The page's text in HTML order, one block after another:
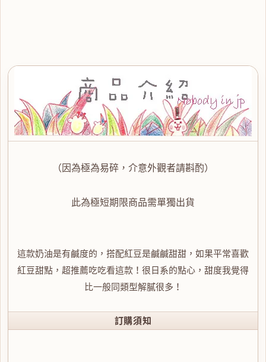
（因為極為易碎，介意外觀者請斟酌）
此為極短期限商品需單獨出貨
這款奶油是有鹹度的，搭配紅豆是鹹鹹甜甜，如果平常喜歡
紅豆甜點，超推薦吃吃看這款！很日系的點心，甜度我覺得
比一般同類型解膩很多！
訂購須知